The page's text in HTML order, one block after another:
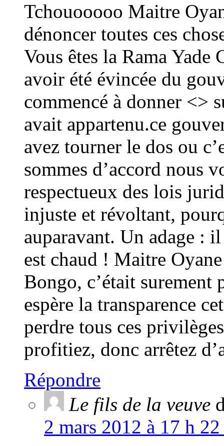
Tchouooooo Maitre
dénoncer toutes ces
Vous êtes la Rama
avoir été évincée du
commencé à donner <>
avait appartenu.ce
avez tourner le dos ou
sommes d’accord nous
respectueux des lois
injuste et révoltant,
auparavant. Un adage :
est chaud ! Maitre
Bongo, c’était
espère la transparence
perdre tous ces
profitiez, donc arrêtez
Répondre
Le fils de la veuve
2 mars 2012 à 17 h